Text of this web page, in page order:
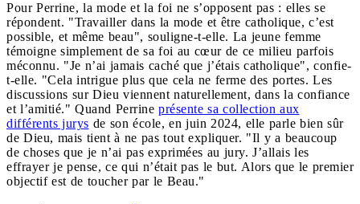
Pour Perrine, la mode et la foi ne s’opposent pas : elles se
répondent. "Travailler dans la mode et être catholique, c’est
possible, et même beau", souligne-t-elle. La jeune femme
témoigne simplement de sa foi au cœur de ce milieu parfois
méconnu. "Je n’ai jamais caché que j’étais catholique", confie-
t-elle. "Cela intrigue plus que cela ne ferme des portes. Les
discussions sur Dieu viennent naturellement, dans la confiance
et l’amitié." Quand Perrine présente sa collection aux
différents jurys de son école, en juin 2024, elle parle bien sûr
de Dieu, mais tient à ne pas tout expliquer. "Il y a beaucoup
de choses que je n’ai pas exprimées au jury. J’allais les
effrayer je pense, ce qui n’était pas le but. Alors que le premier
objectif est de toucher par le Beau."